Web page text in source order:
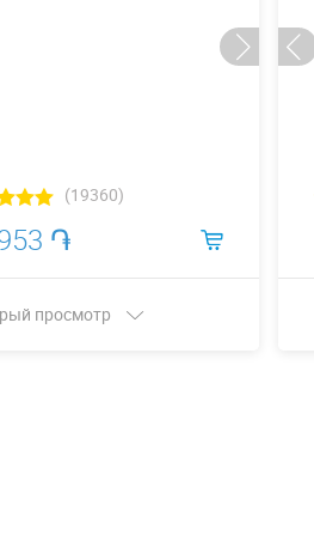
(19360)
֏
просмотр